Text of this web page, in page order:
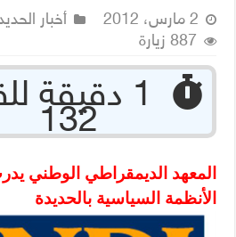
2 مارس، 2012
أخبار
887 زيارة
132 كلمة
المعهد الديمقراطي الوطني
الأنظمة السياسية بالحديدة